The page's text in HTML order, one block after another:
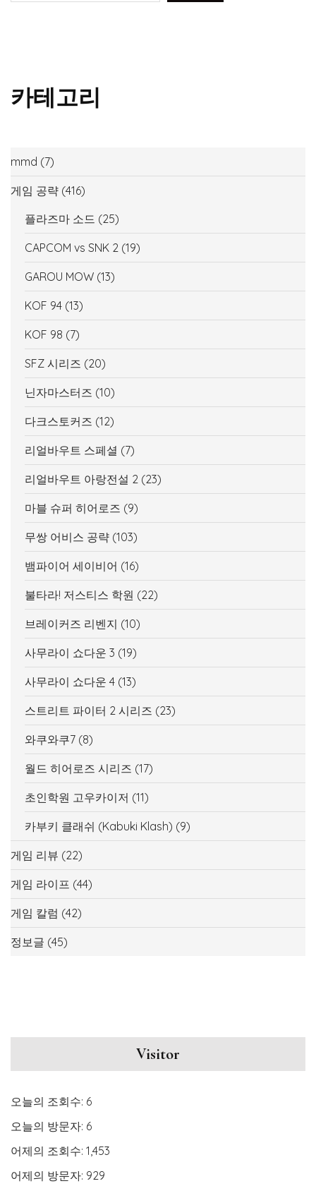
카테고리
mmd (7)
게임 공략 (416)
플라즈마 소드 (25)
CAPCOM vs SNK 2 (19)
GAROU MOW (13)
KOF 94 (13)
KOF 98 (7)
SFZ 시리즈 (20)
닌자마스터즈 (10)
다크스토커즈 (12)
리얼바우트 스페셜 (7)
리얼바우트 아랑전설 2 (23)
마블 슈퍼 히어로즈 (9)
무쌍 어비스 공략 (103)
뱀파이어 세이비어 (16)
불타라! 저스티스 학원 (22)
브레이커즈 리벤지 (10)
사무라이 쇼다운 3 (19)
사무라이 쇼다운 4 (13)
스트리트 파이터 2 시리즈 (23)
와쿠와쿠7 (8)
월드 히어로즈 시리즈 (17)
초인학원 고우카이저 (11)
카부키 클래쉬 (Kabuki Klash) (9)
게임 리뷰 (22)
게임 라이프 (44)
게임 칼럼 (42)
정보글 (45)
Visitor
오늘의 조회수: 6
오늘의 방문자: 6
어제의 조회수: 1,453
어제의 방문자: 929